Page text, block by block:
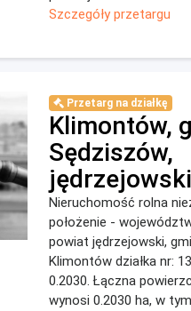
Szczegóły przetargu
Przetarg na działkę
Klimontów,
Sędziszów,
jędrzejowski
Nieruchomość rolna
położenie -
powiat jędrzejowski,
Klimontów działka nr:
0.2030. Łączna
wynosi 0.2030 ha, w